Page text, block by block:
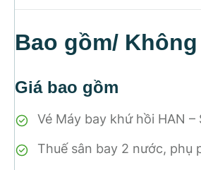
Bao gồm/
Giá bao gồm
Vé Máy bay khứ hồi HAN –
Thuế sân bay 2 nước, phụ